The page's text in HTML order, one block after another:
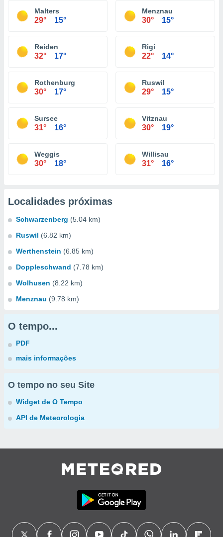
Malters
29° 15°
Menznau
30° 15°
Reiden
32° 17°
Rigi
22° 14°
Rothenburg
30° 17°
Ruswil
29° 15°
Sursee
31° 16°
Vitznau
30° 19°
Weggis
30° 18°
Willisau
31° 16°
Localidades próximas
Schwarzenberg (5.04 km)
Ruswil (6.82 km)
Werthenstein (6.85 km)
Doppleschwand (7.78 km)
Wolhusen (8.22 km)
Menznau (9.78 km)
O tempo...
PDF
mais informações
O tempo no seu Site
Widget de O Tempo
API de Meteorologia